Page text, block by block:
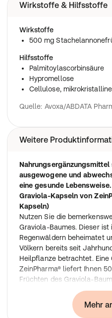
Wirkstoffe & Hilfsstoffe
Wirkstoffe
500 mg
Hilfsstoffe
Palmitoylascorbinsäure
Hypromellose
Cellulose, mikrokristalline
Quelle: Avoxa/ABDATA
Weitere
Nahrungsergänzungsmittel
ausgewogene und
eine gesunde Lebensweise.
Graviola-Kapseln von
Kapseln)
Nutzen Sie die
Graviola-Baumes. Dieser ist
Regenwäldern beheimatet
Völkern bereits seit
Heilpflanze betrachtet. Eine
ZeinPharma® liefert Ihnen
Früchten des Graviola-
langfristige Unterstützung
• Hergestellt aus
Mehr